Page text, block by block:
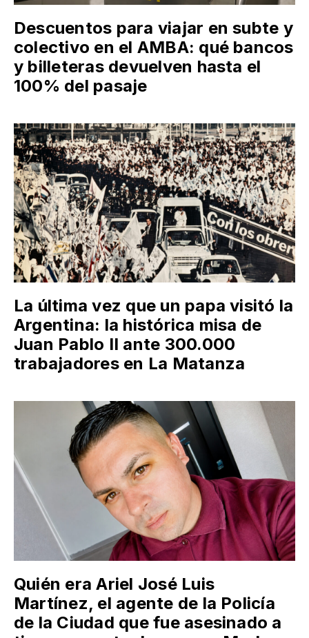
Descuentos para viajar en subte y
colectivo en el AMBA: qué bancos
y billeteras devuelven hasta el
100% del pasaje
La última vez que un papa visitó la
Argentina: la histórica misa de
Juan Pablo II ante 300.000
trabajadores en La Matanza
Quién era Ariel José Luis
Martínez, el agente de la Policía
de la Ciudad que fue asesinado a